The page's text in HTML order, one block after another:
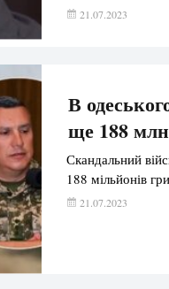
21.07.2023
В
ще 188
Скандальний
188 мільйонів
21.07.2023